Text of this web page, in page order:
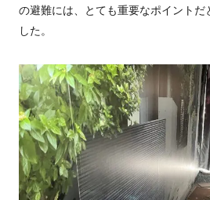
の避難には、とても重要なポイントだ
した。